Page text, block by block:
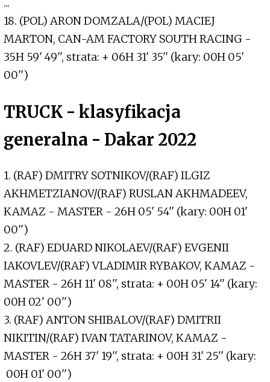
...
18. (POL) ARON DOMZALA/(POL) MACIEJ
MARTON, CAN-AM FACTORY SOUTH RACING -
35H 59' 49'', strata: + 06H 31' 35'' (kary: 00H 05'
00'')
TRUCK - klasyfikacja
generalna - Dakar 2022
1. (RAF) DMITRY SOTNIKOV/(RAF) ILGIZ
AKHMETZIANOV/(RAF) RUSLAN AKHMADEEV,
KAMAZ - MASTER - 26H 05' 54'' (kary: 00H 01'
00'')
2. (RAF) EDUARD NIKOLAEV/(RAF) EVGENII
IAKOVLEV/(RAF) VLADIMIR RYBAKOV, KAMAZ -
MASTER - 26H 11' 08'', strata: + 00H 05' 14'' (kary:
00H 02' 00'')
3. (RAF) ANTON SHIBALOV/(RAF) DMITRII
NIKITIN/(RAF) IVAN TATARINOV, KAMAZ -
MASTER - 26H 37' 19'', strata: + 00H 31' 25'' (kary:
00H 01' 00'')